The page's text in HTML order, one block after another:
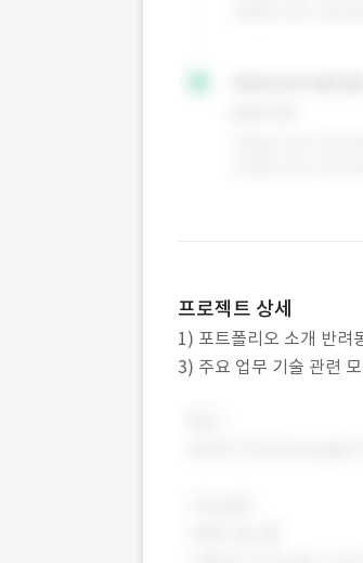
프로젝트 상세
1) 포트폴리오 소개 반
3) 주요 업무 기술 관련